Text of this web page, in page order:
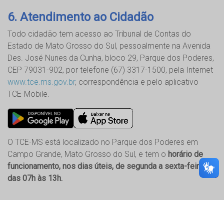
6. Atendimento ao Cidadão
Todo cidadão tem acesso ao Tribunal de Contas do
Estado de Mato Grosso do Sul, pessoalmente na Avenida
Des. José Nunes da Cunha, bloco 29, Parque dos Poderes,
CEP 79031-902, por telefone (67) 3317-1500, pela Internet
www.tce.ms.gov.br, correspondência e pelo aplicativo
TCE-Mobile.
O TCE-MS está localizado no Parque dos Poderes em
Campo Grande, Mato Grosso do Sul, e tem o horário de
funcionamento, nos dias úteis, de segunda a sexta-feira,
das 07h às 13h.